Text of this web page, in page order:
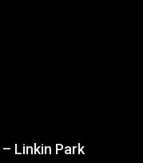
– Linkin Park